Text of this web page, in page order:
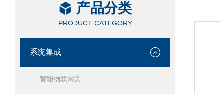
产品分类
PRODUCT CATEGORY
系统集成
智能物联网关
/